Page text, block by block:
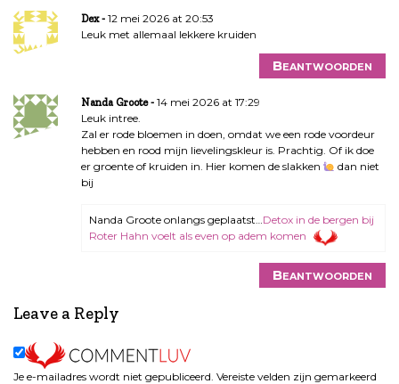
Dex
12 mei 2026 at 20:53
Leuk met allemaal lekkere kruiden
Beantwoorden
Nanda Groote
14 mei 2026 at 17:29
Leuk intree.
Zal er rode bloemen in doen, omdat we een rode voordeur
hebben en rood mijn lievelingskleur is. Prachtig. Of ik doe
er groente of kruiden in. Hier komen de slakken
dan niet
bij
Nanda Groote onlangs geplaatst… Detox in de bergen bij
Roter Hahn voelt als even op adem komen
Beantwoorden
Leave a Reply
Je e-mailadres wordt niet gepubliceerd. Vereiste velden zijn gemarkeerd